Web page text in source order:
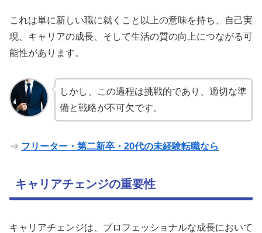
これは単に新しい職に就くこと以上の意味を持ち、自己実
現、キャリアの成長、そして生活の質の向上につながる可
能性があります。
しかし、この過程は挑戦的であり、適切な準
備と戦略が不可欠です。
⇒ フリーター・第二新卒・20代の未経験転職なら
キャリアチェンジの重要性
キャリアチェンジは、プロフェッショナルな成長において